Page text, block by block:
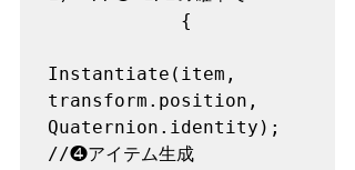
Instantiate(item,
transform.position,
Quaternion.identity);
//❹アイテム生成